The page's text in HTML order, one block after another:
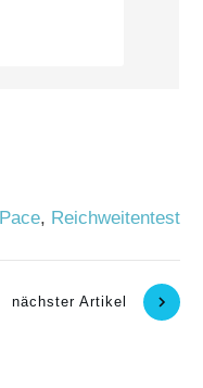
, Reichweitentest
nächster Artikel